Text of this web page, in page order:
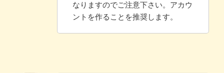
なりますのでご注意下さい。アカウ
ントを作ることを推奨します。